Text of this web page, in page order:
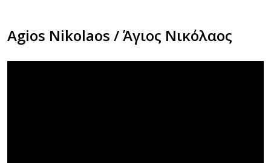
Agios Nikolaos / Άγιος Νικόλαος